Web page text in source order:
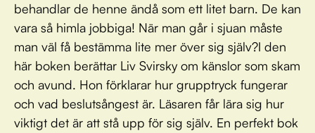
behandlar de henne ändå som ett litet barn. De kan
vara så himla jobbiga! När man går i sjuan måste
man väl få bestämma lite mer över sig själv?I den
här boken berättar Liv Svirsky om känslor som skam
och avund. Hon förklarar hur grupptryck fungerar
och vad beslutsångest är. Läsaren får lära sig hur
viktigt det är att stå upp för sig själv. En perfekt bok